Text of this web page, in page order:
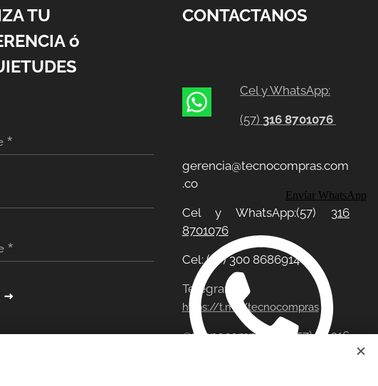
TU
ó
CONTACTANOS
Cel y WhatsApp:
(57) 316 8701076
gerencia@tecnocompras.com
.co
Cel y WhatsApp:(57) 316
8701076
Cel: (57) 300 8686914
Telegram:
https://t.me/tecnocompras
@tecnocompras;
(57) 316
Envíar WhatsApp